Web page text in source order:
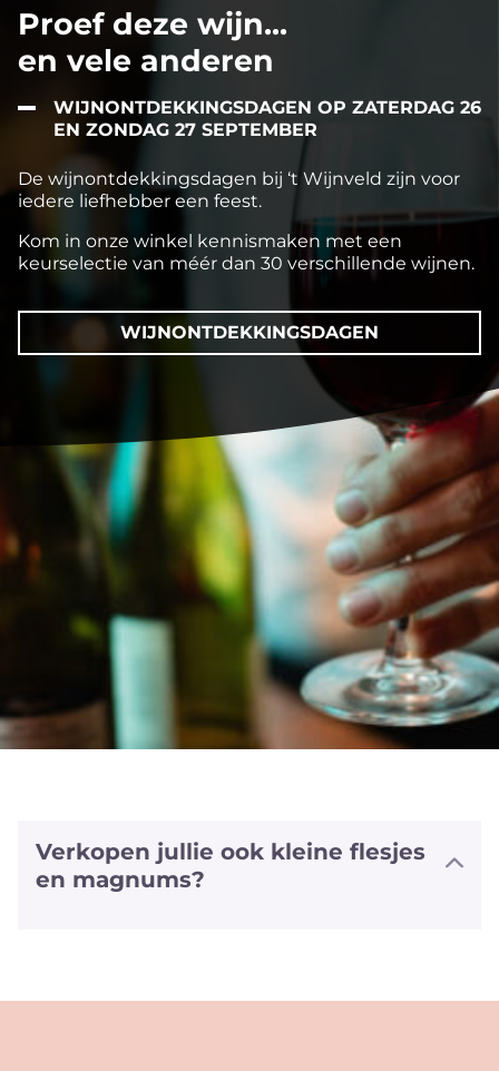
Proef deze wijn...
en vele anderen
WIJNONTDEKKINGSDAGEN OP ZATERDAG 26
EN ZONDAG 27 SEPTEMBER
De wijnontdekkingsdagen bij ‘t Wijnveld zijn voor
iedere liefhebber een feest.
Kom in onze winkel kennismaken met een
keurselectie van méér dan 30 verschillende wijnen.
WIJNONTDEKKINGSDAGEN
Verkopen jullie ook kleine flesjes
en magnums?